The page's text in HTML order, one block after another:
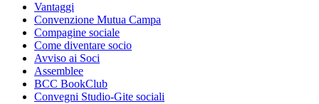
Vantaggi
Convenzione Mutua Campa
Compagine sociale
Come diventare socio
Avviso ai Soci
Assemblee
BCC BookClub
Convegni Studio-Gite sociali